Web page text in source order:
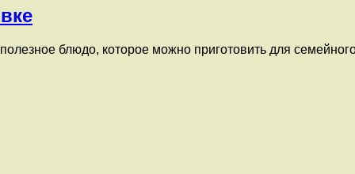
блюдо, которое можно приготовить для